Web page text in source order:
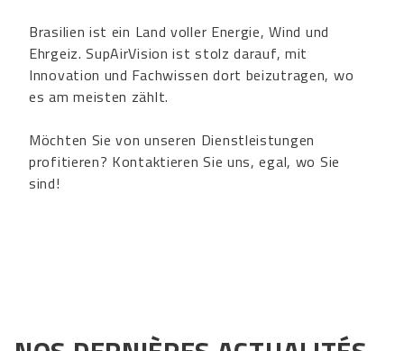
Brasilien ist ein Land voller Energie, Wind und
Ehrgeiz. SupAirVision ist stolz darauf, mit
Innovation und Fachwissen dort beizutragen, wo
es am meisten zählt.
Möchten Sie von unseren Dienstleistungen
profitieren? Kontaktieren Sie uns, egal, wo Sie
sind!